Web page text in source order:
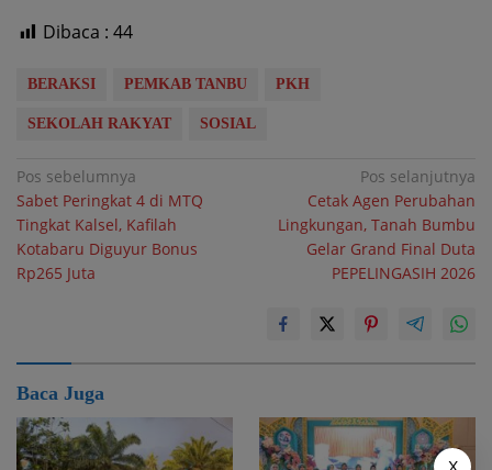
Dibaca : 44
BERAKSI PEMKAB TANBU PKH
SEKOLAH RAKYAT SOSIAL
Navigasi
pos
Pos sebelumnya
Sabet Peringkat 4 di MTQ
Tingkat Kalsel, Kafilah
Kotabaru Diguyur Bonus
Rp265 Juta
Pos selanjutnya
Cetak Agen Perubahan
Lingkungan, Tanah Bumbu
Gelar Grand Final Duta
PEPELINGASIH 2026
Baca Juga
X